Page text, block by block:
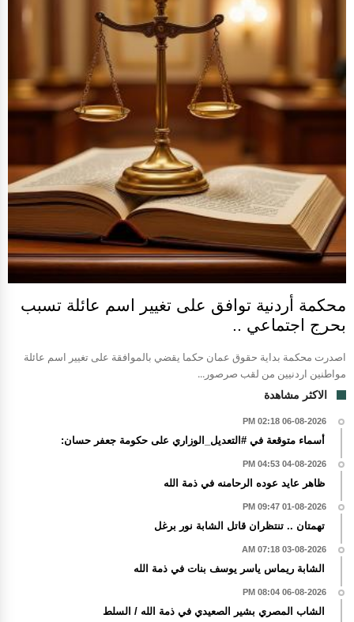
محكمة أردنية توافق على تغيير اسم عائلة تسبب
بحرج اجتماعي ..
اصدرت محكمة بداية حقوق عمان حكما يقضي بالموافقة على تغيير اسم عائلة
مواطنين اردنيين من لقب صرصور...
الاكثر مشاهدة
06-08-2026 02:18 PM
أسماء متوقعة في #التعديل_الوزاري على حكومة جعفر حسان:
04-08-2026 04:53 PM
ظاهر عايد عوده الرحامنه في ذمة الله
01-08-2026 09:47 PM
تهمتان .. تنتظران قاتل الشابة نور برغل
03-08-2026 07:18 AM
الشابة ريماس ياسر يوسف بنات في ذمة الله
06-08-2026 08:04 PM
الشاب المصري بشير الصعيدي في ذمة الله / السلط